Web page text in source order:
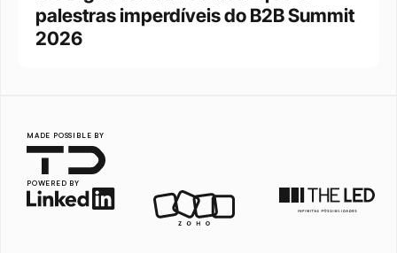
palestras imperdíveis do B2B Summit
2026
MADE POSSIBLE BY
POWERED BY